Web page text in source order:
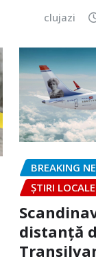
clujazi
BREAKING
ȘTIRI LOCALE
distanță